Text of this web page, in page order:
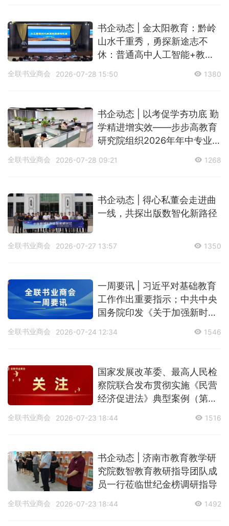
书企动态 | 金太阳教育：黔岭
山水千重秀，勇探新途志不
休：普通高中人工智能+教育
全联书业商会 2026-07-28 15:50 1380
书企动态 | 以考促学夯功底 勤
学精进增实效——步步高教育
研究院组织2026年年中专业知
全联书业商会 2026-07-28 09:21 1268
书企动态 | 得心私董会走进曲
一线，共探出版数智化新路径
全联书业商会 2026-07-27 13:57 1350
一周要讯 | 习近平对基础教育
工作作出重要指示；中共中央
国务院印发《关于加强新时代
全联书业商会 2026-07-24 12:34 1546
国家发展改革委、最高人民检
察院联合发布贯彻实施《民营
经济促进法》典型案例（第二
全联书业商会 2026-07-23 18:44 1516
书企动态 | 济南市教育教学研
究院数智教育教研指导团队成
员一行莅临世纪金榜调研指导
全联书业商会 2026-07-23 18:44 1492